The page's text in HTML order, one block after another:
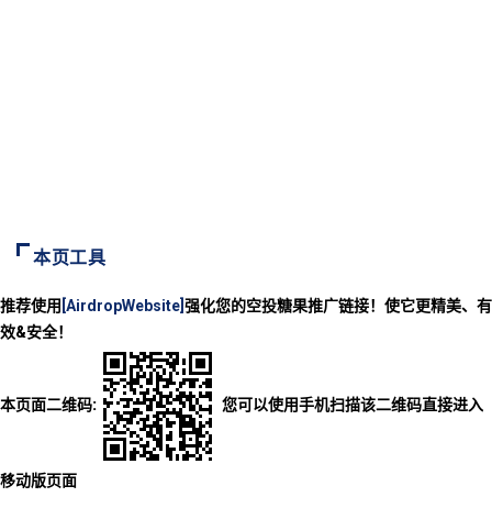
本页工具
推荐使用 [AirdropWebsite] 强化您的空投糖果推广链接！使它更精美、有
效&安全！
本页面二维码: 您可以使用手机扫描该二维码直接进入
移动版页面